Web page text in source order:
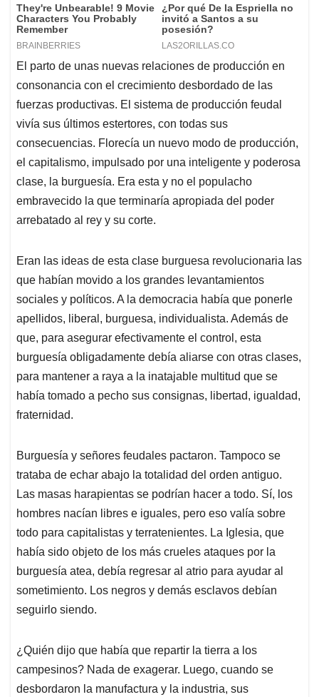
El parto de unas nuevas relaciones de producción en
consonancia con el crecimiento desbordado de las
fuerzas productivas. El sistema de producción feudal
vivía sus últimos estertores, con todas sus
consecuencias. Florecía un nuevo modo de producción,
el capitalismo, impulsado por una inteligente y poderosa
clase, la burguesía. Era esta y no el populacho
embravecido la que terminaría apropiada del poder
arrebatado al rey y su corte.
Eran las ideas de esta clase burguesa revolucionaria las
que habían movido a los grandes levantamientos
sociales y políticos. A la democracia había que ponerle
apellidos, liberal, burguesa, individualista. Además de
que, para asegurar efectivamente el control, esta
burguesía obligadamente debía aliarse con otras clases,
para mantener a raya a la inatajable multitud que se
había tomado a pecho sus consignas, libertad, igualdad,
fraternidad.
Burguesía y señores feudales pactaron. Tampoco se
trataba de echar abajo la totalidad del orden antiguo.
Las masas harapientas se podrían hacer a todo. Sí, los
hombres nacían libres e iguales, pero eso valía sobre
todo para capitalistas y terratenientes. La Iglesia, que
había sido objeto de los más crueles ataques por la
burguesía atea, debía regresar al atrio para ayudar al
sometimiento. Los negros y demás esclavos debían
seguirlo siendo.
¿Quién dijo que había que repartir la tierra a los
campesinos? Nada de exagerar. Luego, cuando se
desbordaron la manufactura y la industria, sus